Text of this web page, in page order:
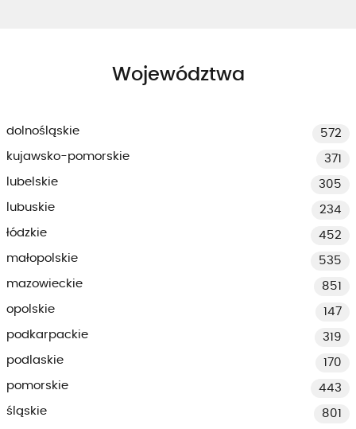
Województwa
dolnośląskie
572
kujawsko-pomorskie
371
lubelskie
305
lubuskie
234
łódzkie
452
małopolskie
535
mazowieckie
851
opolskie
147
podkarpackie
319
podlaskie
170
pomorskie
443
śląskie
801